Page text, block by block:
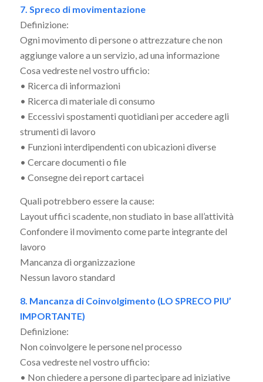
7. Spreco di movimentazione
Definizione:
Ogni movimento di persone o attrezzature che non
aggiunge valore a un servizio, ad una informazione
Cosa vedreste nel vostro ufficio:
• Ricerca di informazioni
• Ricerca di materiale di consumo
• Eccessivi spostamenti quotidiani per accedere agli
strumenti di lavoro
• Funzioni interdipendenti con ubicazioni diverse
• Cercare documenti o file
• Consegne dei report cartacei
Quali potrebbero essere la cause:
Layout uffici scadente, non studiato in base all’attività
Confondere il movimento come parte integrante del
lavoro
Mancanza di organizzazione
Nessun lavoro standard
8. Mancanza di Coinvolgimento (LO SPRECO PIU’
IMPORTANTE)
Definizione:
Non coinvolgere le persone nel processo
Cosa vedreste nel vostro ufficio:
• Non chiedere a persone di partecipare ad iniziative